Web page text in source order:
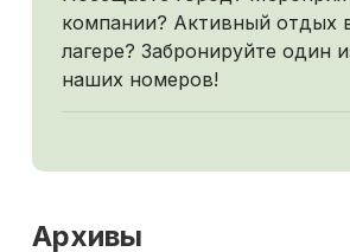
компании? Активный отдых
лагере? Забронируйте один
наших номеров!
Архивы